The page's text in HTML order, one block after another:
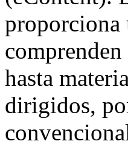
proporciona
hasta
dirigidos,